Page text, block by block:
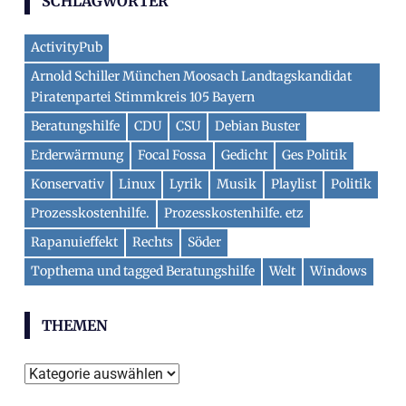
ActivityPub
Arnold Schiller München Moosach Landtagskandidat
Piratenpartei Stimmkreis 105 Bayern
Beratungshilfe
CDU CSU
Debian Buster
Erderwärmung
Focal Fossa Gedicht
Ges Politik
Konservativ
Linux Lyrik Musik Playlist
Politik
Prozesskostenhilfe.
Prozesskostenhilfe. etz
Rapanuieffekt
Rechts
Söder
Topthema und tagged Beratungshilfe
Welt Windows
THEMEN
Themen